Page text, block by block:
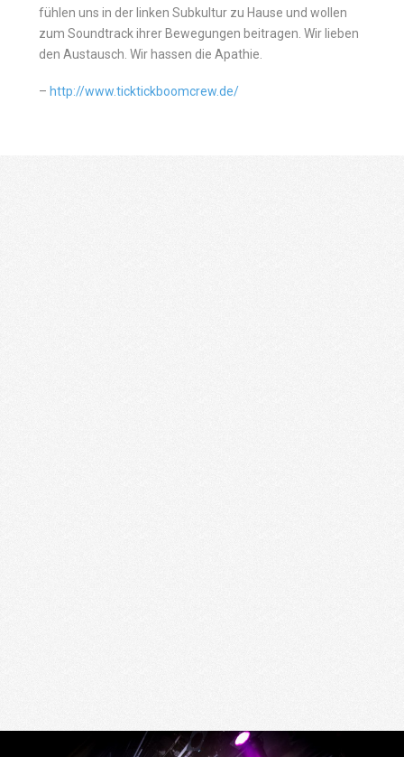
fühlen uns in der linken Subkultur zu Hause und wollen
zum Soundtrack ihrer Bewegungen beitragen. Wir lieben
den Austausch. Wir hassen die Apathie.
– http://www.ticktickboomcrew.de/